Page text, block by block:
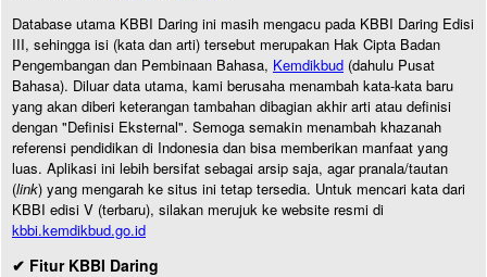
Database utama KBBI Daring ini masih mengacu pada KBBI Daring Edisi
III, sehingga isi (kata dan arti) tersebut merupakan Hak Cipta Badan
Pengembangan dan Pembinaan Bahasa, Kemdikbud (dahulu Pusat
Bahasa). Diluar data utama, kami berusaha menambah kata-kata baru
yang akan diberi keterangan tambahan dibagian akhir arti atau definisi
dengan "Definisi Eksternal". Semoga semakin menambah khazanah
referensi pendidikan di Indonesia dan bisa memberikan manfaat yang
luas. Aplikasi ini lebih bersifat sebagai arsip saja, agar pranala/tautan
(link) yang mengarah ke situs ini tetap tersedia. Untuk mencari kata dari
KBBI edisi V (terbaru), silakan merujuk ke website resmi di
kbbi.kemdikbud.go.id
✔ Fitur KBBI Daring